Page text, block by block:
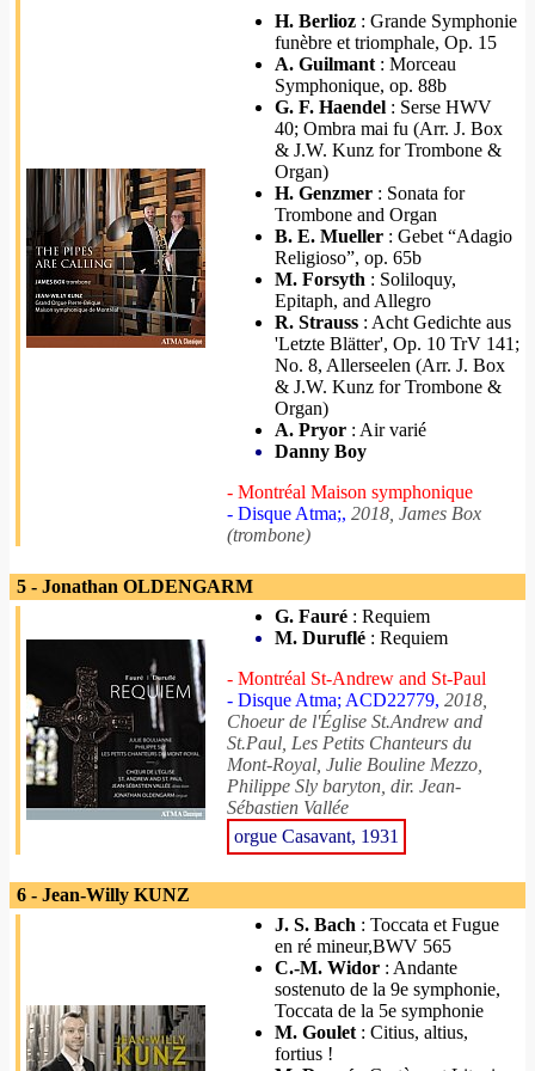
H. Berlioz : Grande Symphonie
funèbre et triomphale, Op. 15
A. Guilmant : Morceau
Symphonique, op. 88b
G. F. Haendel : Serse HWV
40; Ombra mai fu (Arr. J. Box
& J.W. Kunz for Trombone &
Organ)
H. Genzmer : Sonata for
Trombone and Organ
B. E. Mueller : Gebet “Adagio
Religioso”, op. 65b
M. Forsyth : Soliloquy,
Epitaph, and Allegro
R. Strauss : Acht Gedichte aus
'Letzte Blätter', Op. 10 TrV 141;
No. 8, Allerseelen (Arr. J. Box
& J.W. Kunz for Trombone &
Organ)
A. Pryor : Air varié
Danny Boy
- Montréal Maison symphonique
- Disque Atma;, 2018, James Box
(trombone)
5 - Jonathan OLDENGARM
G. Fauré : Requiem
M. Duruflé : Requiem
- Montréal St-Andrew and St-Paul
- Disque Atma; ACD22779, 2018,
Choeur de l'Église St.Andrew and
St.Paul, Les Petits Chanteurs du
Mont-Royal, Julie Bouline Mezzo,
Philippe Sly baryton, dir. Jean-
Sébastien Vallée
orgue Casavant, 1931
6 - Jean-Willy KUNZ
J. S. Bach : Toccata et Fugue
en ré mineur,BWV 565
C.-M. Widor : Andante
sostenuto de la 9e symphonie,
Toccata de la 5e symphonie
M. Goulet : Citius, altius,
fortius !